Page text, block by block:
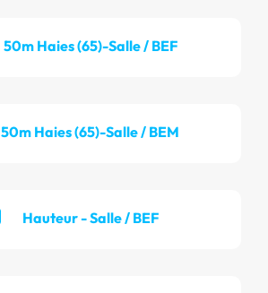
50m Haies (65)-Salle / BEF
50m Haies (65)-Salle / BEM
Hauteur - Salle / BEF